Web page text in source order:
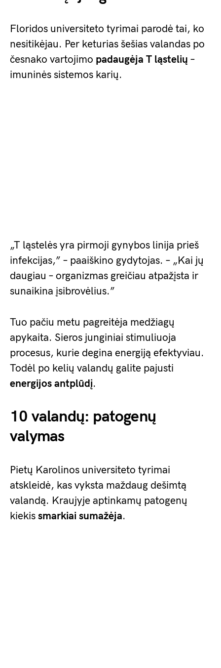
Floridos universiteto tyrimai parodė tai, ko
nesitikėjau. Per keturias šešias valandas po
česnako vartojimo padaugėja T ląstelių –
imuninės sistemos karių.
„T ląstelės yra pirmoji gynybos linija prieš
infekcijas,” – paaiškino gydytojas. – „Kai jų
daugiau – organizmas greičiau atpažįsta ir
sunaikina įsibrovėlius.”
Tuo pačiu metu pagreitėja medžiagų
apykaita. Sieros junginiai stimuliuoja
procesus, kurie degina energiją efektyviau.
Todėl po kelių valandų galite pajusti
energijos antplūdį.
10 valandų: patogenų
valymas
Pietų Karolinos universiteto tyrimai
atskleidė, kas vyksta maždaug dešimtą
valandą. Kraujyje aptinkamų patogenų
kiekis smarkiai sumažėja.